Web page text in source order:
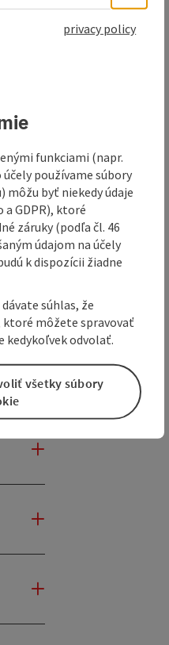
-
privacy policy
funkciami (napr.
používame súbory
môžu byť niekedy údaje
a GDPR), ktoré
záruky (podľa čl. 46
údajom na účely
k dispozícii žiadne
súhlas, že
ktoré môžete spravovať
kedykoľvek odvolať.
všetky súbory